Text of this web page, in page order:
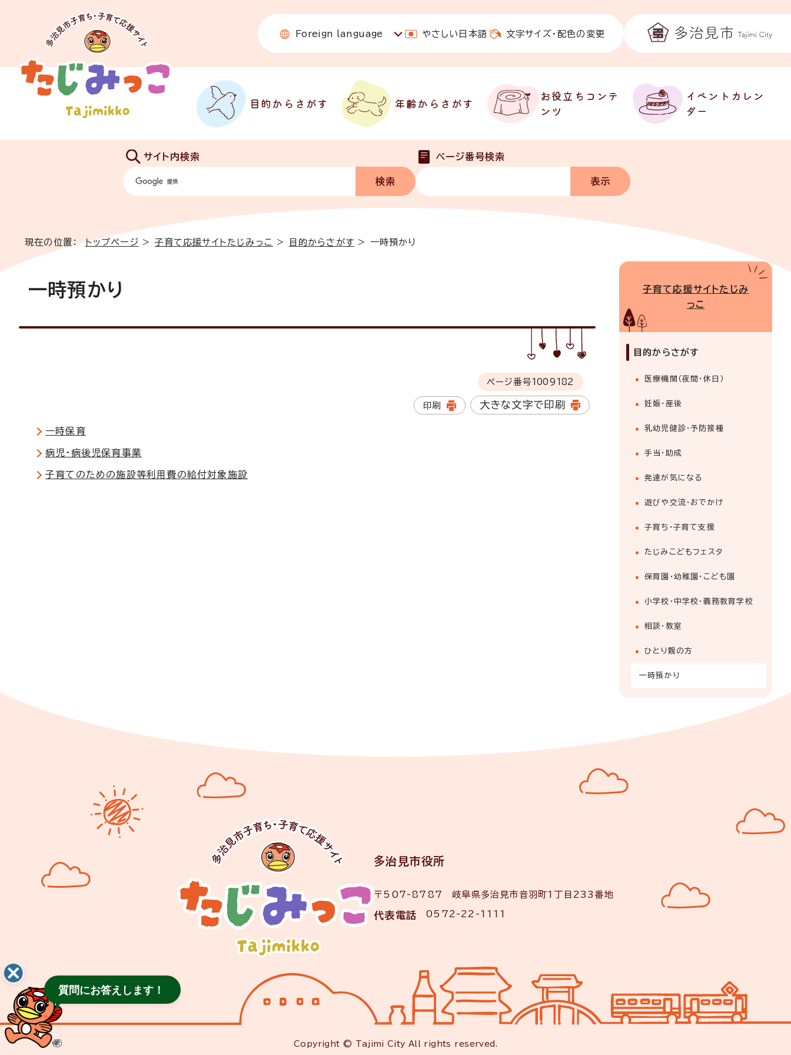
Foreign language やさしい日本語 文字サイズ・配色の変更
目的からさがす 年齢からさがす
お役立ちコンテ
ンツ
イベントカレン
ダー
サイト内検索 ページ番号検索
現在の位置：トップページ >子育て応援サイトたじみっこ > 目的からさがす > 一時預かり
一時預かり
ページ番号1009182
印刷 大きな文字で印刷
一時保育
病児・病後児保育事業
子育てのための施設等利用費の給付対象施設
子育て応援サイトたじみ
っこ
目的からさがす
医療機関（夜間・休日）
妊娠・産後
乳幼児健診・予防接種
手当・助成
発達が気になる
遊びや交流・おでかけ
子育ち・子育て支援
たじみこどもフェスタ
保育園・幼稚園・こども園
小学校・中学校・義務教育学校
相談・教室
ひとり親の方
一時預かり
多治見市役所
〒507-8787 岐阜県多治見市音羽町1丁目233番地
代表電話 0572-22-1111
Copyright © Tajimi City All rights reserved.
質問にお答えします！